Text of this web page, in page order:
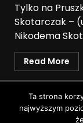
Tylko na
Skotarczak –
Nikodema
Read More
Wszystkie
Ta strona
najwyższym